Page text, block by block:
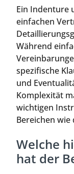
Ein Indenture
einfachen
Während
spezifische
und
Komplexität
wichtigen
Bereichen wie
Welche
hat der